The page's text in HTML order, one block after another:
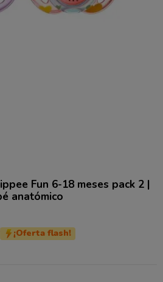
Fun 6-18 meses pack 2 |
anatómico
¡Oferta flash!